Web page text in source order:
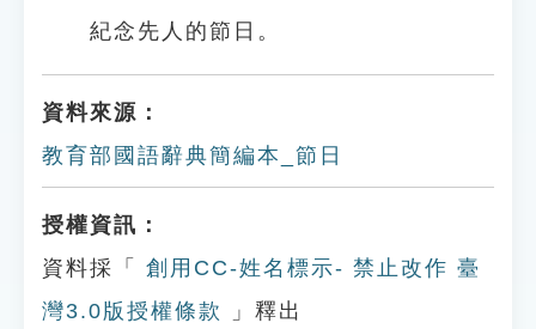
紀念先人的節日。
資料來源：
教育部國語辭典簡編本_節日
授權資訊：
資料採「
創用CC-姓名標示- 禁止改作 臺
灣3.0版授權條款
」釋出